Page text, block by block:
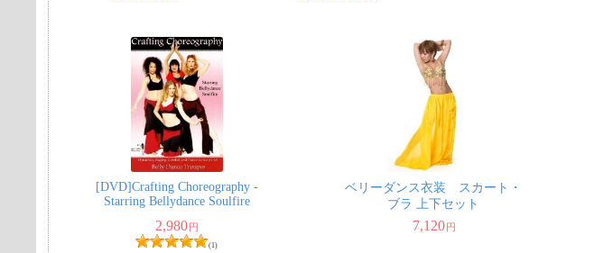
[DVD]Crafting Choreography -
Starring Bellydance Soulfire
2,980円
(1)
ベリーダンス衣装 スカート・
ブラ 上下セット
7,120 円